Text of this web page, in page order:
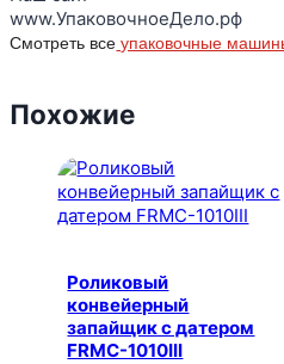
www.УпаковочноеДело.рф
Смотреть все упаковочные
Похожие
Роликовый
конвейерный
запайщик с датером
FRMC-1010III